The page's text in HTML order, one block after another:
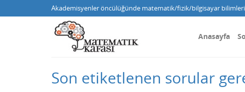
Akademisyenler öncülüğünde matematik/fizik/bilgisayar
Anasayfa
Son etiketlenen sorular